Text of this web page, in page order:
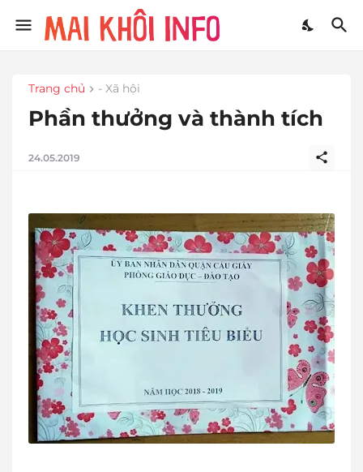
Trang chủ - Xã hội
Phần thưởng và thành tích
24.05.2019